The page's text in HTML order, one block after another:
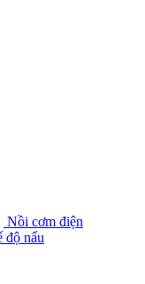
Nồi cơm điện
độ nấu